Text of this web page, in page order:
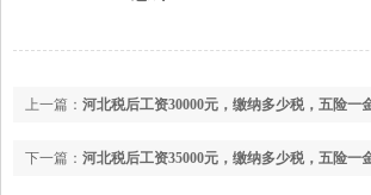
上一篇： 河北税后工资30000元，缴纳多少税，五险一
下一篇： 河北税后工资35000元，缴纳多少税，五险一